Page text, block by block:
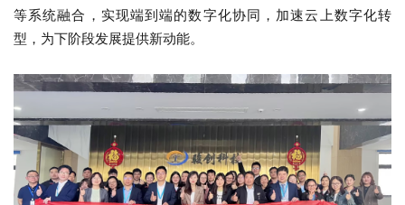
等系统融合，实现端到端的数字化协同，加速云上数字化转
型，为下阶段发展提供新动能。